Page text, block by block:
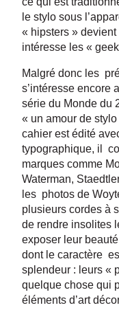
le stylo sous
« hipsters »
intéresse les «
Malgré donc les
s’intéresse encore
série du Monde du
« un amour de
cahier est édité
typographique, il
marques comme
Waterman,
les photos de
plusieurs cordes à
de rendre insolites
exposer leur
dont le caractère
splendeur : leurs «
quelque chose qui
éléments d’art